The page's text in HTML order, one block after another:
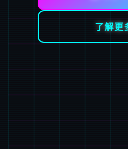
了解更